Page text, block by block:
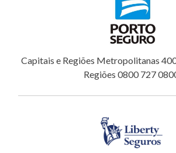
Capitais e Regiões Metropolitanas
Regiões 0800 727